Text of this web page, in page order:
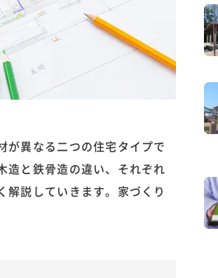
が異なる二つの住宅タイプで
造と鉄骨造の違い、それぞれ
説していきます。家づくり